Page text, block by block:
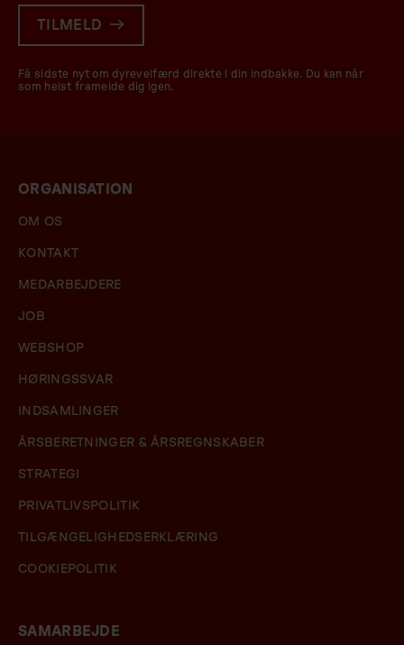
TILMELD
Få sidste nyt om dyrevelfærd direkte i din indbakke. Du kan når
som helst framelde dig igen.
ORGANISATION
OM OS
KONTAKT
MEDARBEJDERE
JOB
WEBSHOP
HØRINGSSVAR
INDSAMLINGER
ÅRSBERETNINGER & ÅRSREGNSKABER
STRATEGI
PRIVATLIVSPOLITIK
TILGÆNGELIGHEDSERKLÆRING
COOKIEPOLITIK
SAMARBEJDE